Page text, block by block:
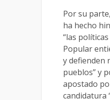
Por su
ha hecho
“las
Popular
y defienden
pueblos” y
apostado
candidatura